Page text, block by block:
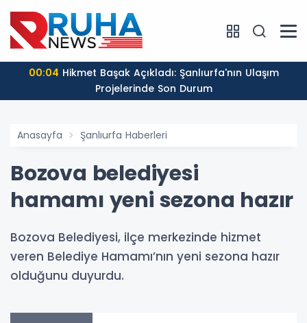
00:04
Projelerinde Son Durum
Anasayfa Şanlıurfa Haberleri
Bozova belediyesi
hamamı yeni sezona hazır
Bozova Belediyesi, ilçe merkezinde hizmet
veren Belediye Hamamı’nın yeni sezona hazır
olduğunu duyurdu.